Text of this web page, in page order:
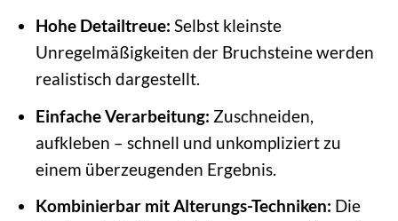
Hohe Detailtreue: Selbst kleinste
Unregelmäßigkeiten der Bruchsteine werden
realistisch dargestellt.
Einfache Verarbeitung: Zuschneiden,
aufkleben – schnell und unkompliziert zu
einem überzeugenden Ergebnis.
Kombinierbar mit Alterungs-Techniken: Die